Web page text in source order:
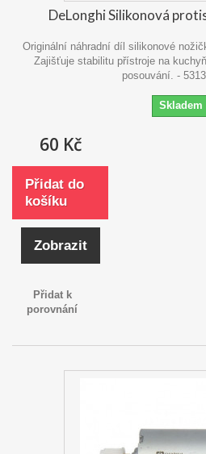
DeLonghi Silikonová
Originální náhradní díl silikonové
Zajišťuje stabilitu přístroje na
posouvání. -
Skladem
60 Kč
Přidat do
košíku
Zobrazit
Přidat k
porovnání